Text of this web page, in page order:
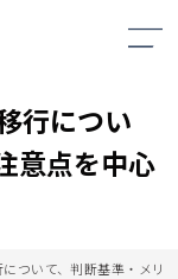
行につい
意点を中心
ついて、判断基準・メリ